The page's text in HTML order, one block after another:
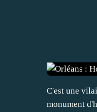
C'est une
monument